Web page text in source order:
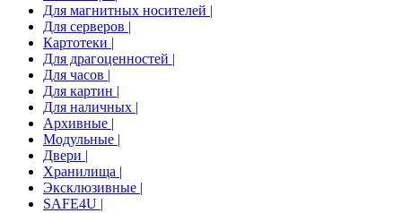
Для магнитных носителей |
Для серверов |
Картотеки |
Для драгоценностей |
Для часов |
Для картин |
Для наличных |
Архивные |
Модульные |
Двери |
Хранилища |
Эксклюзивные |
SAFE4U |